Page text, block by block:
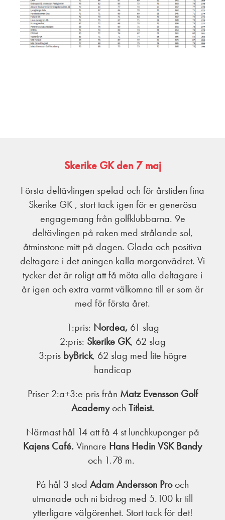
Skerike GK den 7 maj
Första deltävlingen spelad och för årstiden fina
Skerike GK , stort tack igen för er generösa
engagemang från golfklubbarna. 9e
deltävlingen på raken med strålande sol,
åtminstone mitt på dagen. Glada och positiva
deltagare i det aningen kalla morgonvädret. Vi
tycker det är roligt att få möta alla deltagare i
år igen och extra varmt välkomna till er som är
med för första året.
1:pris: Nordea,61 slag
2:pris: Skerike GK, 62 slag
3:pris byBrick, 62 slag med lite högre
handicap
Priser 2:a+3:e pris från Matz Evensson Golf
Academy och Titleist.
Närmast hål 14 att få 4 st lunchkuponger på
Kajens Café. Vinnare Hans Hedin VSK Bandy
och 1.78 m.
På hål 3 stod Adam Andersson Pro och
utmanade och ni bidrog med 5.100 kr till
ytterligare välgörenhet. Stort tack för det!